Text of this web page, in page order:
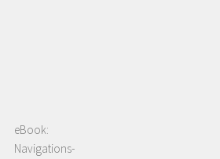
eBook:
Navigations-